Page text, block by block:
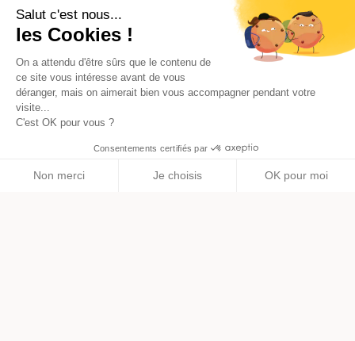
Salut c'est nous...
les Cookies !
On a attendu d'être sûrs que le contenu de
ce site vous intéresse avant de vous
déranger, mais on aimerait bien vous accompagner pendant votre
visite...
C'est OK pour vous ?
Consentements certifiés par
Non merci Je choisis OK pour moi
Créer une entreprise en ligne